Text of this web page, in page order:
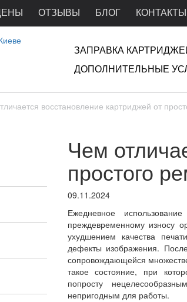
ОТЗЫВЫ БЛОГ КОНТАКТЫ
ЗАПРАВКА
ДОПОЛНИТЕЛЬНЫЕ
восстановление картриджей от
Чем
простого
09.11.2024
Ежедневное
преждевременному износу
ухудшением качества
дефекты изображения.
сопровождающейся
такое состояние, при
попросту
непригодным для работы.